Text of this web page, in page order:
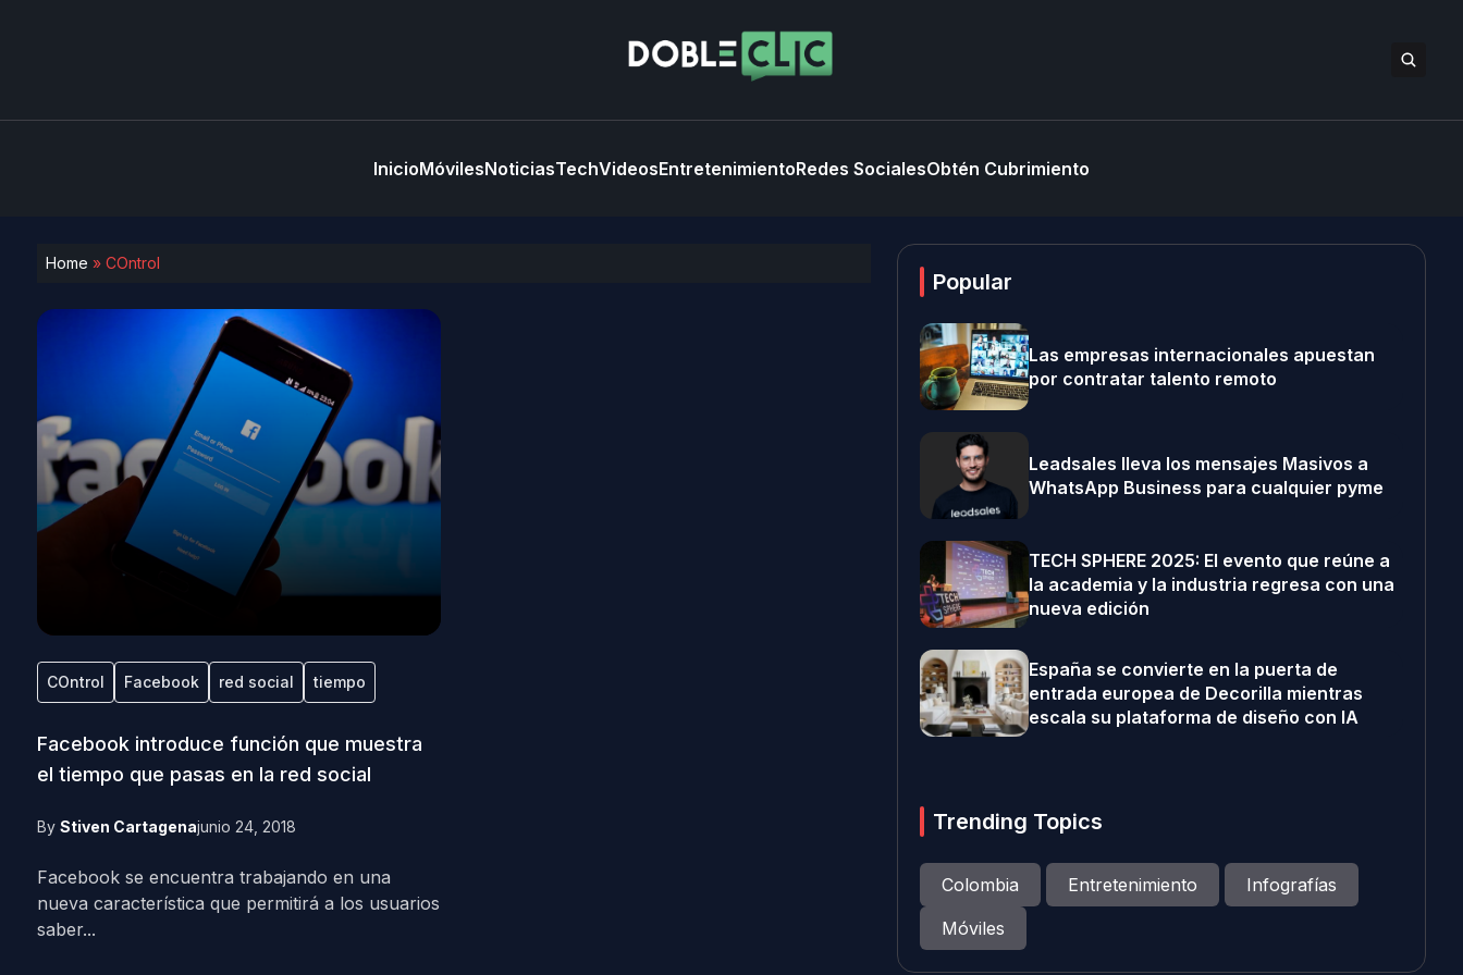
InicioMóvilesNoticiasTechVideosEntretenimientoRedes SocialesObtén Cubrimiento
Home » COntrol
COntrol Facebook red social tiempo
Facebook introduce función que muestra
el tiempo que pasas en la red social
By Stiven Cartagenajunio 24, 2018
Facebook se encuentra trabajando en una
nueva característica que permitirá a los usuarios
saber...
Popular
Las empresas internacionales apuestan
por contratar talento remoto
Leadsales lleva los mensajes Masivos a
WhatsApp Business para cualquier pyme
TECH SPHERE 2025: El evento que reúne a
la academia y la industria regresa con una
nueva edición
España se convierte en la puerta de
entrada europea de Decorilla mientras
escala su plataforma de diseño con IA
Trending Topics
Colombia Entretenimiento
Infografías
Móviles